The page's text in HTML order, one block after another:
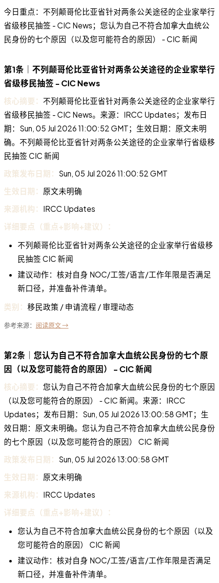
今日重点：不列颠哥伦比亚省针对两条公关途径的企业家举行
省级移民抽签 - CIC News；您认为自己不符合加拿大血统公
民身份的七个原因（以及您可能符合的原因） - CIC 新闻
第1条｜不列颠哥伦比亚省针对两条公关途径的企业家举行
省级移民抽签 - CIC News
核心摘要： 不列颠哥伦比亚省针对两条公关途径的企业家举行
省级移民抽签 - CIC News。来源：IRCC Updates；发布日
期：Sun, 05 Jul 2026 11:00:52 GMT；生效日期：原文未明
确。不列颠哥伦比亚省针对两条公关途径的企业家举行省级移
民抽签 CIC 新闻
政策发布日期： Sun, 05 Jul 2026 11:00:52 GMT
生效日期： 原文未明确
来源机构： IRCC Updates
详细要点（重点+影响+建议）：
不列颠哥伦比亚省针对两条公关途径的企业家举行省级移
民抽签 CIC 新闻
建议动作：核对自身 NOC/工签/语言/工作年限是否满足
新口径，并准备补件清单。
类别： 移民政策 / 申请流程 / 审理动态
参考来源： 阅读原文 →
第2条｜您认为自己不符合加拿大血统公民身份的七个原
因（以及您可能符合的原因） - CIC 新闻
核心摘要： 您认为自己不符合加拿大血统公民身份的七个原因
（以及您可能符合的原因） - CIC 新闻。来源：IRCC
Updates；发布日期：Sun, 05 Jul 2026 13:00:58 GMT；生
效日期：原文未明确。您认为自己不符合加拿大血统公民身份
的七个原因（以及您可能符合的原因） CIC 新闻
政策发布日期： Sun, 05 Jul 2026 13:00:58 GMT
生效日期： 原文未明确
来源机构： IRCC Updates
详细要点（重点+影响+建议）：
您认为自己不符合加拿大血统公民身份的七个原因（以及
您可能符合的原因） CIC 新闻
建议动作：核对自身 NOC/工签/语言/工作年限是否满足
新口径，并准备补件清单。